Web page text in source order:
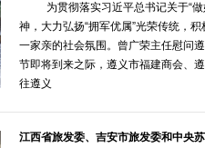
为贯彻落实习近平总书记关于“
神，大力弘扬“拥军优属”光荣传统，
一家亲的社会氛围。曾广荣主任慰问
节即将到来之际，遵义市福建商会、
往遵义